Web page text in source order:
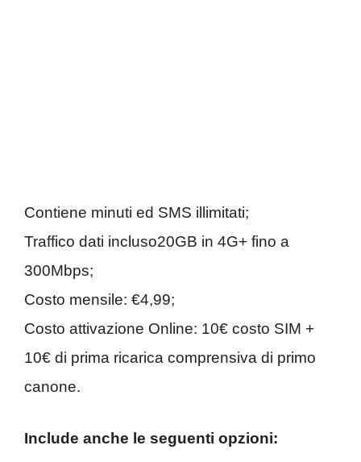
Contiene minuti ed SMS illimitati;
Traffico dati incluso20GB in 4G+ fino a
300Mbps;
Costo mensile: €4,99;
Costo attivazione Online: 10€ costo SIM +
10€ di prima ricarica comprensiva di primo
canone.
Include anche le seguenti opzioni: